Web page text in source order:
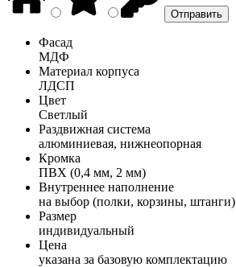
Фасад
МДФ
Материал корпуса
ЛДСП
Цвет
Светлый
Раздвижная система
алюминиевая, нижнеопорная
Кромка
ПВХ (0,4 мм, 2 мм)
Внутреннее наполнение
на выбор (полки, корзины, штанги)
Размер
индивидуальный
Цена
указана за базовую комплектацию